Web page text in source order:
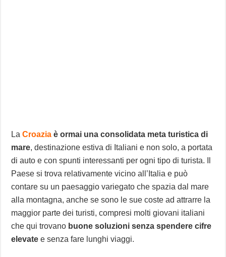
LaCroazia è ormai una consolidata meta turistica di
mare, destinazione estiva di Italiani e non solo, a portata
di auto e con spunti interessanti per ogni tipo di turista. Il
Paese si trova relativamente vicino all’Italia e può
contare su un paesaggio variegato che spazia dal mare
alla montagna, anche se sono le sue coste ad attrarre la
maggior parte dei turisti, compresi molti giovani italiani
che qui trovano buone soluzioni senza spendere cifre
elevate e senza fare lunghi viaggi.